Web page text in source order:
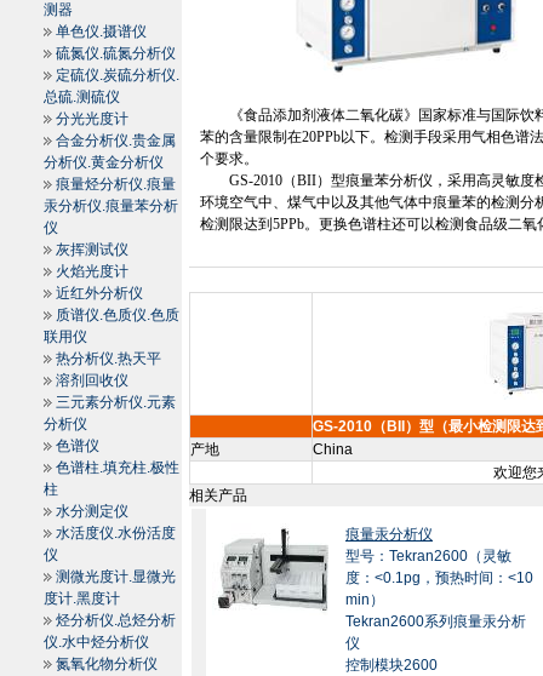
测器
单色仪.摄谱仪
硫氮仪.硫氮分析仪
定硫仪.炭硫分析仪.
总硫.测硫仪
分光光度计
合金分析仪.贵金属
分析仪.黄金分析仪
痕量烃分析仪.痕量
汞分析仪.痕量苯分析
仪
灰挥测试仪
火焰光度计
近红外分析仪
质谱仪.色质仪.色质
联用仪
热分析仪.热天平
溶剂回收仪
三元素分析仪.元素
分析仪
色谱仪
色谱柱.填充柱.极性
柱
水分测定仪
水活度仪.水份活度
仪
测微光度计.显微光
度计.黑度计
烃分析仪.总烃分析
仪.水中烃分析仪
氮氧化物分析仪
《食品添加剂液体二氧化碳》国家标准与国际饮
苯的含量限制在20PPb以下。检测手段采用气相色谱
个要求。
GS-2010 （BII）型痕量苯分析仪，采用高灵敏
环境空气中、煤气中以及其他气体中痕量苯的检测
检测限达到5PPb。更换色谱柱还可以检测食品级二
GS-2010（BII）型（最小检测限达
产地
China
欢迎您
相关产品
痕量汞分析仪
型号：Tekran2600（灵敏
度：<0.1pg，预热时间：<10
min）
Tekran2600系列痕量汞分析
仪
控制模块2600